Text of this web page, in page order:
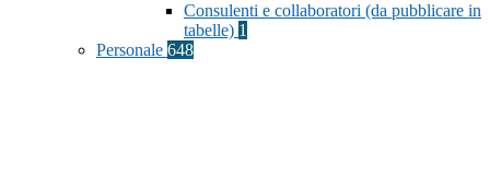
Consulenti e collaboratori (da pubblicare in
tabelle) 1
Personale 648